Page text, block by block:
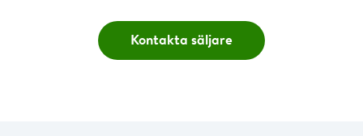
Kontakta säljare